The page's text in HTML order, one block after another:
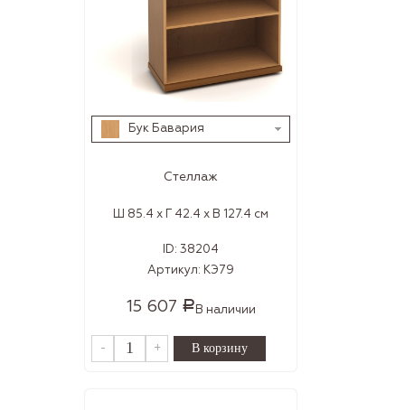
Бук Бавария
Стеллаж
Ш 85.4 x Г 42.4 x В 127.4 см
ID: 38204
Артикул: КЭ79
15 607 Р В наличии
- +